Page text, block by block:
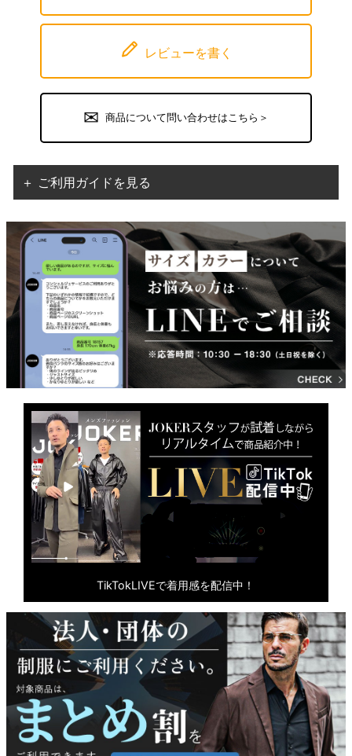
レビューを書く
商品について問い合わせはこちら＞
＋ ご利用ガイドを見る
TikTokLIVEで着用感を配信中！